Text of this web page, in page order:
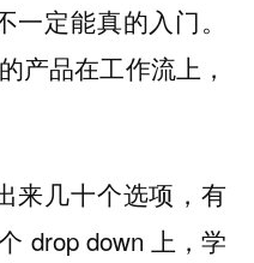
定能真的入门。
产品在工作流上，
来几十个选项，有
drop down 上，学